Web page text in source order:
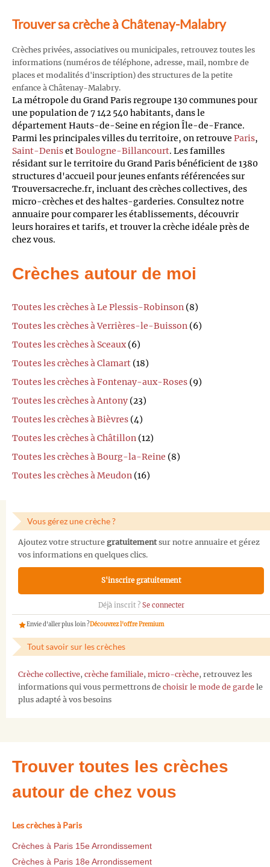
Trouver sa crèche à Châtenay-Malabry
Crèches privées, associatives ou municipales, retrouvez toutes les
informations (numéros de téléphone, adresse, mail, nombre de
places et modalités d'inscription) des structures de la petite
enfance à Châtenay-Malabry.
La métropole du Grand Paris regroupe 130 communes pour
une population de 7 142 540 habitants, dans le
département Hauts-de-Seine en région Île-de-France.
Parmi les principales villes du territoire, on retrouve Paris,
Saint-DenisetBoulogne-Billancourt. Les familles
résidant sur le territoire du Grand Paris bénéficient de 1380
structures d'accueil pour jeunes enfants référencées sur
Trouversacreche.fr, incluant des crèches collectives, des
micro-crèches et des haltes-garderies. Consultez notre
annuaire pour comparer les établissements, découvrir
leurs horaires et tarifs, et trouver la crèche idéale près de
chez vous.
Crèches autour de moi
Toutes les crèches à Le Plessis-Robinson (8)
Toutes les crèches à Verrières-le-Buisson (6)
Toutes les crèches à Sceaux(6)
Toutes les crèches à Clamart (18)
Toutes les crèches à Fontenay-aux-Roses (9)
Toutes les crèches à Antony (23)
Toutes les crèches à Bièvres (4)
Toutes les crèches à Châtillon (12)
Toutes les crèches à Bourg-la-Reine (8)
Toutes les crèches à Meudon (16)
Vous gérez une crèche ?
Ajoutez votre structure gratuitementsur notre annuaire et gérez
vos informations en quelques clics.
S'inscrire gratuitement
Déjà inscrit ? Se connecter
Envie d'aller plus loin ?Découvrez l'offre Premium
Tout savoir sur les crèches
Crèche collective, crèche familiale, micro-crèche, retrouvez les
informations qui vous permettrons de choisir le mode de garde le
plus adapté à vos besoins
Trouver toutes les crèches
autour de chez vous
Les crèches à Paris
Crèches à Paris 15e Arrondissement
Crèches à Paris 18e Arrondissement